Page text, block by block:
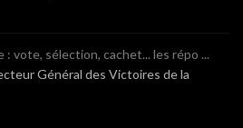
: vote, sélection, cachet... les répo ...
Général des Victoires de la